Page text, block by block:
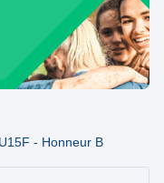
- Honneur B